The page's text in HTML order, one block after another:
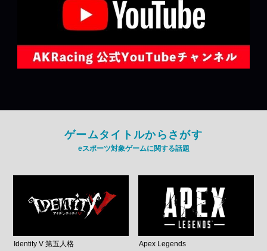
ゲームタイトルからさがす
eスポーツ対象ゲームに関する話題
Identity V 第五人格 Apex Legends